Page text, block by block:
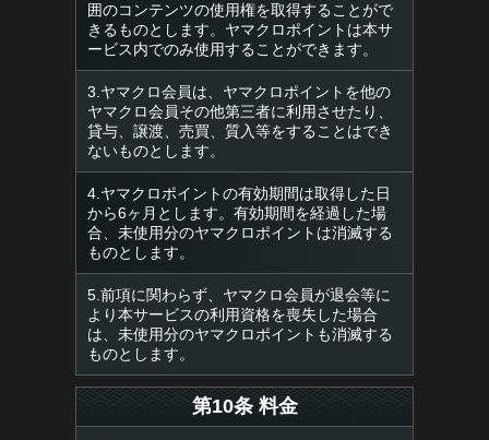
囲のコンテンツの使用権を取得することがで
きるものとします。ヤマクロポイントは本サ
ービス内でのみ使用することができます。
3.ヤマクロ会員は、ヤマクロポイントを他の
ヤマクロ会員その他第三者に利用させたり、
貸与、譲渡、売買、質入等をすることはでき
ないものとします。
4.ヤマクロポイントの有効期間は取得した日
から6ヶ月とします。有効期間を経過した場
合、未使用分のヤマクロポイントは消滅する
ものとします。
5.前項に関わらず、ヤマクロ会員が退会等に
より本サービスの利用資格を喪失した場合
は、未使用分のヤマクロポイントも消滅する
ものとします。
第10条 料金